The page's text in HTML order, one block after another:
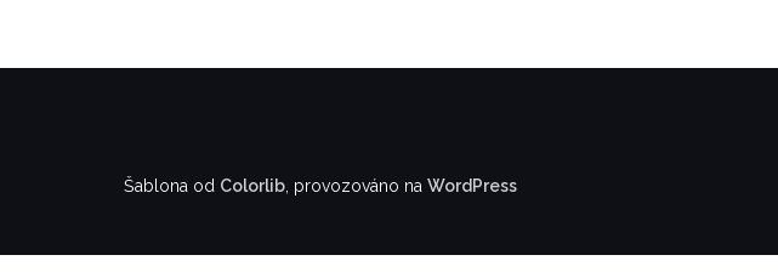
Šablona od Colorlib , provozováno na WordPress